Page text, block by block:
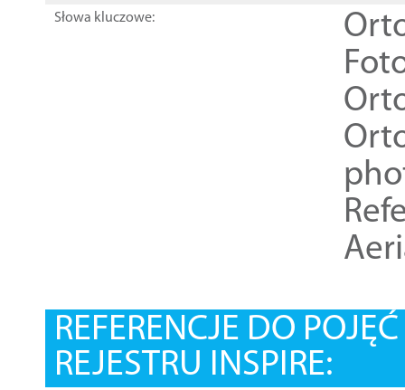
Słowa kluczowe:
REFERENCJE DO
REJESTRU INSPIRE: